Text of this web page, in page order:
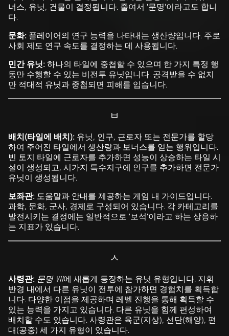
너스, 유닛, 건물이 결정됩니다. 줄여서 '문명'이라고도 합니
다.
문화: 플레이어의 연구 능력을 나타내는 생산량입니다. 주로
사회 제도 연구 속도를 결정하는 데 사용됩니다.
민간 유닛:하나의 타일에 중첩할 수 있으며 한 가지 특정 행
동만 수행할 수 있는 비전투 유닛입니다. 공격받을 수 없지
만 적대적 유닛과 중첩되면 피해를 입습니다.
ㅂ
배치(타일에 배치): 유닛, 인구, 근로자 또는 전문가를 할당
하여 주어진 타일에서 생산량과 보너스를 얻는 행위입니다.
빈 토지 타일에 근로자를 추가하면 성능이 상승하는 타일 시
설이 생성되고, 시가지 특수지구에 인구를 추가하면 전문가
유닛이 생성됩니다.
보좌관: 도움말과 안내를 제공하는 게임 내 가이드입니다.
과학, 문화, 군사, 경제로 구성되어 있습니다. 각 카테고리를
발전시키는 결정에는 일반적으로 '보석'이라고 하는 상응하
는 지표가 있습니다.
ㅅ
사령관: 문명 VII에 새롭게 등장하는 유닛 유형입니다. 지휘
반경 내에서 다른 유닛이 전투에 참가하면 경험치를 획득합
니다. 다양한 이점을 제공하며 레벨 진행을 통해 획득할 수
있는 능력을 가지고 있습니다. 다른 유닛을 힘께 편성하여
배치할 수도 있습니다. 사령관은 육군(지상), 선단(해양), 편
대(공중) 세 가지 유형이 있습니다.